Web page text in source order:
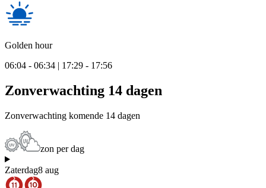
Golden hour
06:04 - 06:34 | 17:29 - 17:56
Zonverwachting 14 dagen
Zonverwachting komende 14 dagen
zon per dag
Zaterdag8 aug